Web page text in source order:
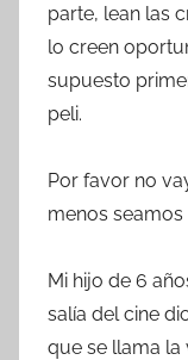
parte, lean las
lo creen
supuesto
peli.
Por favor no
menos
Mi hijo de 6
salía del cine
que se llama la